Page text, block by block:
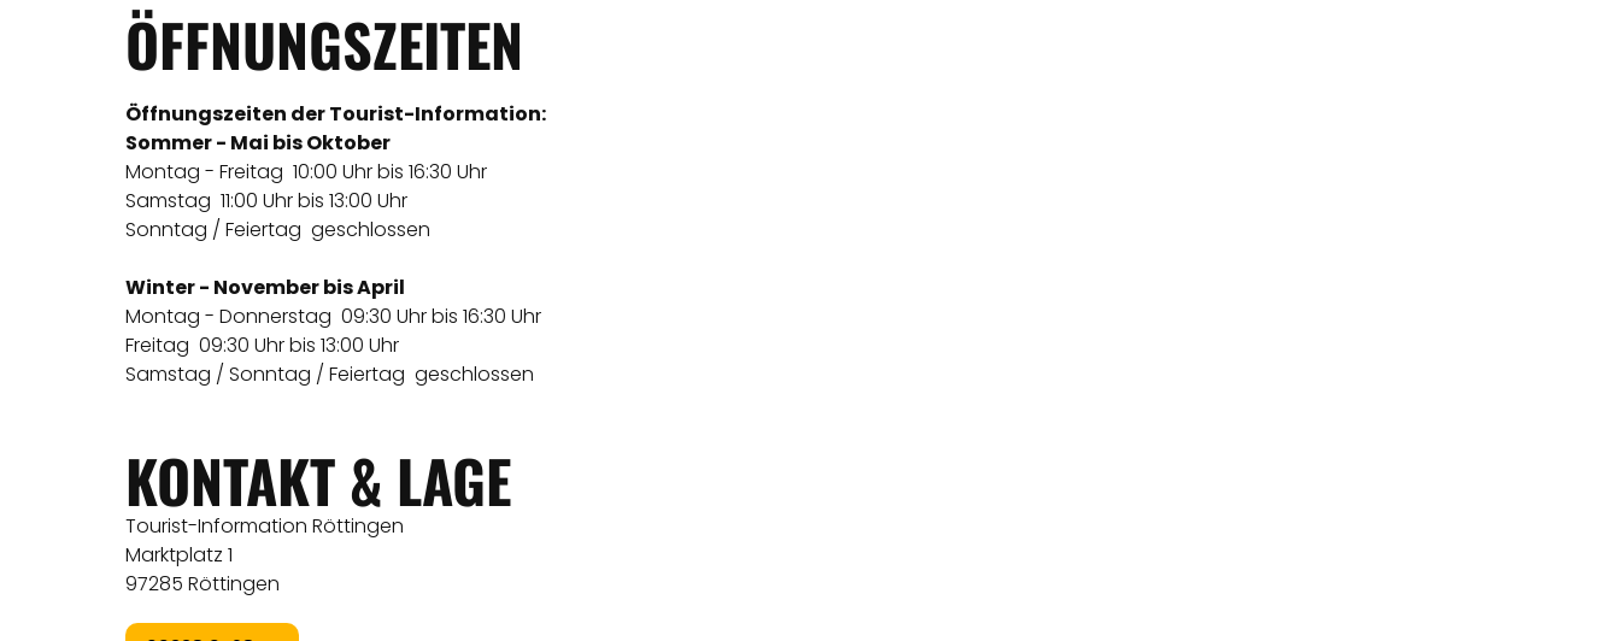
ÖFFNUNGSZEITEN
Öffnungszeiten der Tourist-Information:
Sommer - Mai bis Oktober
Montag - Freitag 10:00 Uhr bis 16:30 Uhr
Samstag 11:00 Uhr bis 13:00 Uhr
Sonntag / Feiertag geschlossen
Winter - November bis April
Montag - Donnerstag 09:30 Uhr bis 16:30 Uhr
Freitag 09:30 Uhr bis 13:00 Uhr
Samstag / Sonntag / Feiertag geschlossen
KONTAKT & LAGE
Tourist-Information Röttingen
Marktplatz 1
97285 Röttingen